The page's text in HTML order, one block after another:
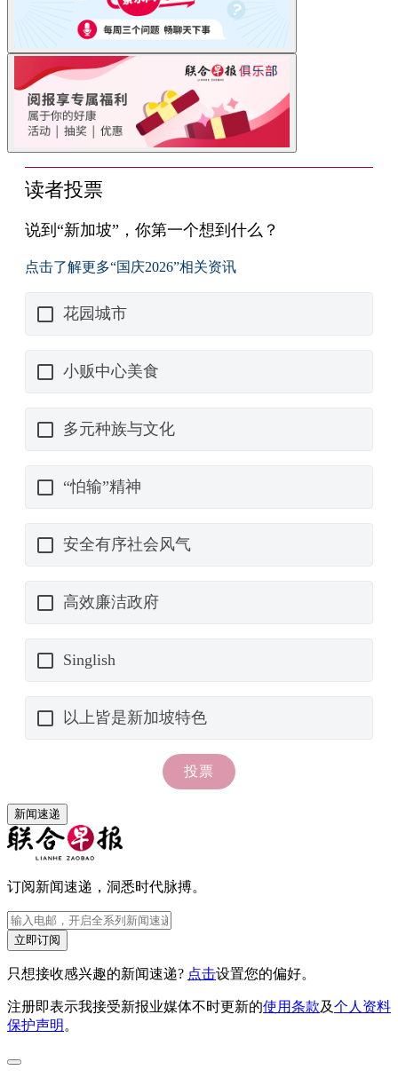
新闻速递
订阅新闻速递，洞悉时代脉搏。
立即订阅
只想接收感兴趣的新闻速递? 点击设置您的偏好。
注册即表示我接受新报业媒体不时更新的使用条款及个人资料
保护声明 。